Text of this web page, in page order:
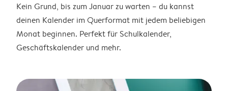
Kein Grund, bis zum Januar zu warten – du kannst
deinen Kalender im Querformat mit jedem beliebigen
Monat beginnen. Perfekt für Schulkalender,
Geschäftskalender und mehr.